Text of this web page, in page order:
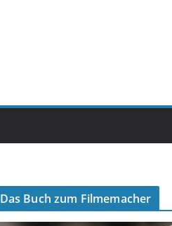
Das Buch zum Filmemacher